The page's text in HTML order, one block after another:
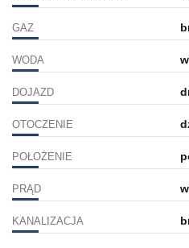
GAZ
WODA
DOJAZD
OTOCZENIE
POŁOŻENIE
PRĄD
KANALIZACJA